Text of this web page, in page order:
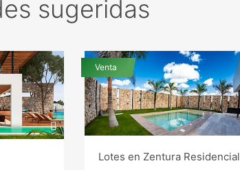
sugeridas
Venta
Lotes en Zentura Residencial